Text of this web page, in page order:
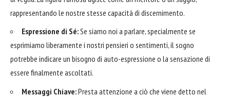
rappresentando le nostre stesse capacità di discernimento.
Espressione di Sé:Se siamo noi a parlare, specialmente se
esprimiamo liberamente i nostri pensieri o sentimenti, il sogno
potrebbe indicare un bisogno di auto-espressione o la sensazione di
essere finalmente ascoltati.
Messaggi Chiave:Presta attenzione a ciò che viene detto nel